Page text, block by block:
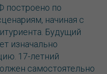
построено по
начиная с
Будущий
изначально
17-летний
самостоятельно